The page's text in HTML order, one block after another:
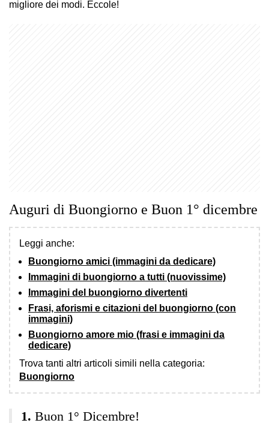
migliore dei modi. Eccole!
Auguri di Buongiorno e Buon 1° dicembre
Leggi anche:
Buongiorno amici (immagini da dedicare)
Immagini di buongiorno a tutti (nuovissime)
Immagini del buongiorno divertenti
Frasi, aforismi e citazioni del buongiorno (con
immagini)
Buongiorno amore mio (frasi e immagini da
dedicare)
Trova tanti altri articoli simili nella categoria:
Buongiorno
Buon 1° Dicembre!